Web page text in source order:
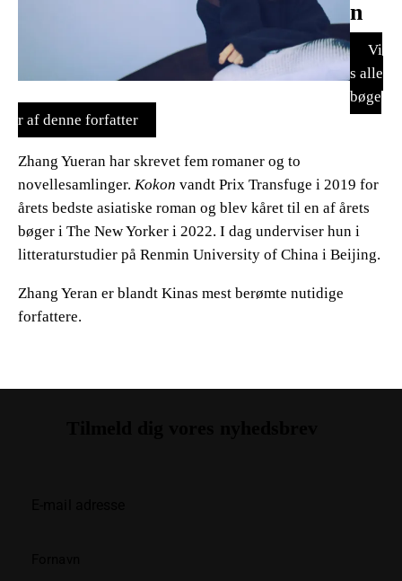
n
Vi
s alle
bøge
r af denne forfatter
Zhang Yueran har skrevet fem romaner og to
novellesamlinger. Kokon vandt Prix Transfuge i 2019 for
årets bedste asiatiske roman og blev kåret til en af årets
bøger i The New Yorker i 2022. I dag underviser hun i
litteraturstudier på Renmin University of China i Beijing.
Zhang Yeran er blandt Kinas mest berømte nutidige
forfattere.